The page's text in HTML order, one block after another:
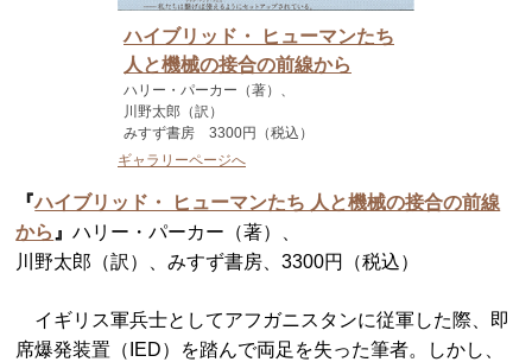
ハイブリッド・ ヒューマンたち
人と機械の接合の前線から
ハリー・パーカー（著）、
川野太郎（訳）
みすず書房 3300円（税込）
ギャラリーページへ
『ハイブリッド・ ヒューマンたち 人と機械の接合の前線
から 』ハリー・パーカー（著）、
川野太郎（訳）、みすず書房、3300円（税込）
イギリス軍兵士としてアフガニスタンに従軍した際、即
席爆発装置（IED）を踏んで両足を失った筆者。しかし、